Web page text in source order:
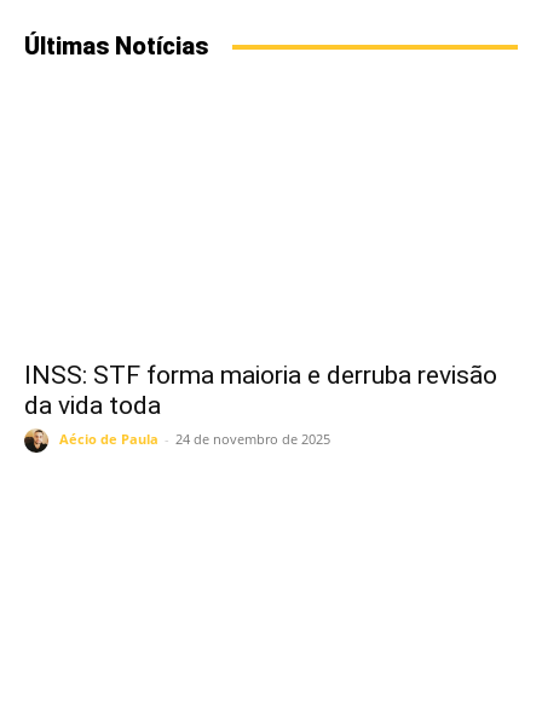
Últimas Notícias
INSS: STF forma maioria e derruba revisão
da vida toda
Aécio de Paula - 24 de novembro de 2025